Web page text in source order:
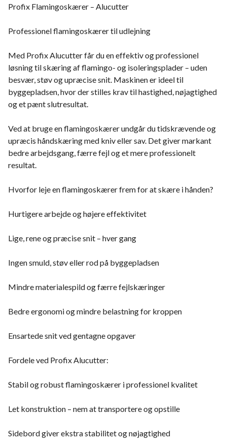
Profix Flamingoskærer – Alucutter
Professionel flamingoskærer til udlejning
Med Profix Alucutter får du en effektiv og professionel
løsning til skæring af flamingo- og isoleringsplader – uden
besvær, støv og upræcise snit. Maskinen er ideel til
byggepladsen, hvor der stilles krav til hastighed, nøjagtighed
og et pænt slutresultat.
Ved at bruge en flamingoskærer undgår du tidskrævende og
upræcis håndskæring med kniv eller sav. Det giver markant
bedre arbejdsgang, færre fejl og et mere professionelt
resultat.
Hvorfor leje en flamingoskærer frem for at skære i hånden?
Hurtigere arbejde og højere effektivitet
Lige, rene og præcise snit – hver gang
Ingen smuld, støv eller rod på byggepladsen
Mindre materialespild og færre fejlskæringer
Bedre ergonomi og mindre belastning for kroppen
Ensartede snit ved gentagne opgaver
Fordele ved Profix Alucutter:
Stabil og robust flamingoskærer i professionel kvalitet
Let konstruktion – nem at transportere og opstille
Sidebord giver ekstra stabilitet og nøjagtighed